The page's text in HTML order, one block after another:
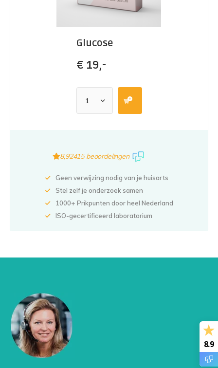
Glucose
€ 19,-
8,92415 beoordelingen
Geen verwijzing nodig van je huisarts
Stel zelf je onderzoek samen
1000+ Prikpunten door heel Nederland
ISO-gecertificeerd laboratorium
8.9